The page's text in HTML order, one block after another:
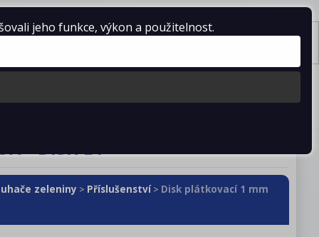
Kontakty
- DISK E1
zeleniny > Příslušenství> Disk plátkovací 1 mm
jeho funkce, výkon a použitelnost.